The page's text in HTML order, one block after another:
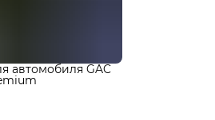
автомобиля GAC